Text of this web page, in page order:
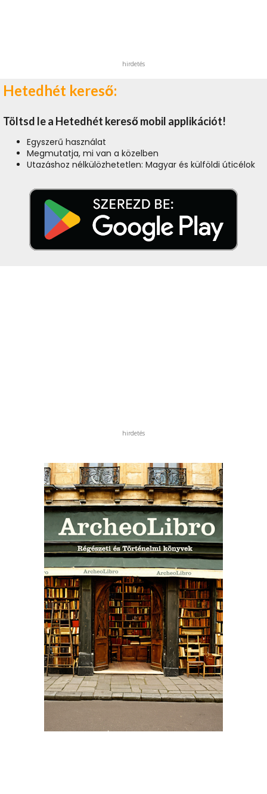
hirdetés
Hetedhét kereső:
Töltsd le a Hetedhét kereső mobil applikációt!
Egyszerű használat
Megmutatja, mi van a közelben
Utazáshoz nélkülözhetetlen: Magyar és külföldi úticélok
hirdetés